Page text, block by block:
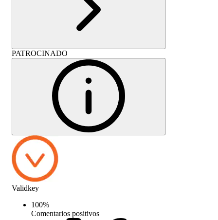
PATROCINADO
Validkey
100%
Comentarios positivos